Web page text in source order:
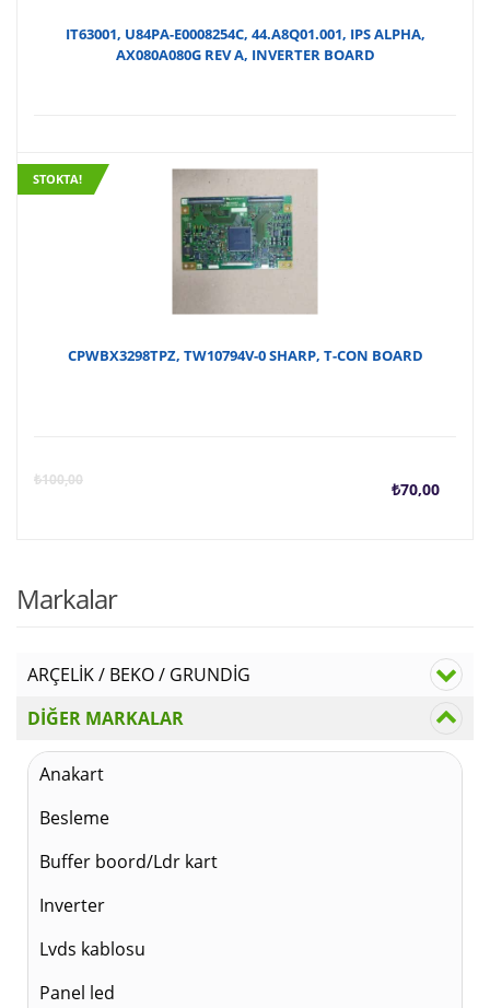
IT63001, U84PA-E0008254C, 44.A8Q01.001, IPS ALPHA,
AX080A080G REV A, INVERTER BOARD
STOKTA!
CPWBX3298TPZ, TW10794V-0 SHARP, T-CON BOARD
₺100,00 ₺70,00
Şu
Markalar
ARÇELİK / BEKO / GRUNDİG
DİĞER MARKALAR
Anakart
Besleme
Buffer boord/Ldr kart
Inverter
Lvds kablosu
Panel led